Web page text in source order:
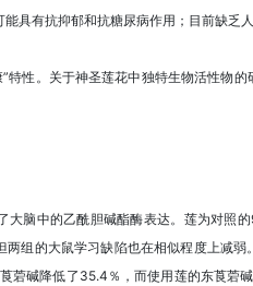
具有抗抑郁和抗糖尿病作用；目前缺乏人
性。关于神圣莲花中独特生物活性物
脑中的乙酰胆碱酯酶表达。莲为对照
组的大鼠学习缺陷也在相似程度上减弱
碱降低了35.4％，而使用莲的东莨菪